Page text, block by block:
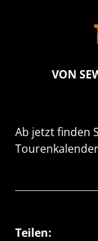
VON
Ab jetzt finden
Tourenkalender
Teilen: